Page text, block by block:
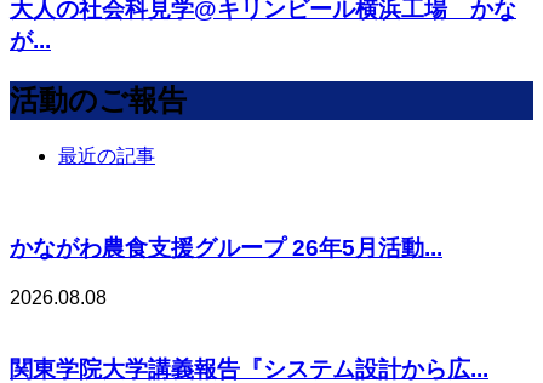
大人の社会科見学@キリンビール横浜工場 かな
が...
活動のご報告
最近の記事
かながわ農食支援グループ 26年5月活動...
2026.08.08
関東学院大学講義報告『システム設計から広...